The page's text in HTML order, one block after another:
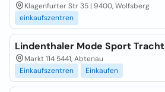
Klagenfurter Str 35 | 9400, Wolfsberg
einkaufszentren
Lindenthaler Mode Sport Tracht
Markt 114 5441, Abtenau
Einkaufszentren
Einkaufen